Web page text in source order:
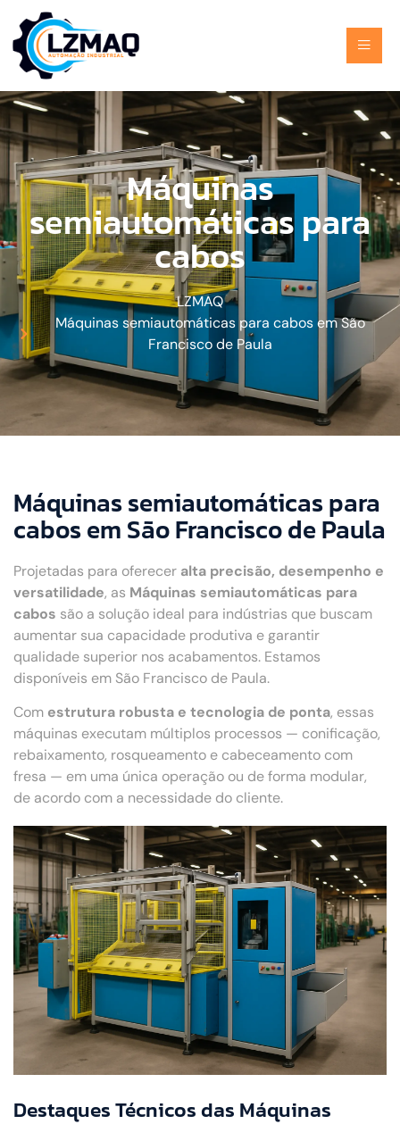
Máquinas
semiautomáticas para
cabos
LZMAQ
Máquinas semiautomáticas para cabos em São
Francisco de Paula
Máquinas semiautomáticas para
cabos em São Francisco de Paula
Projetadas para oferecer alta precisão, desempenho e
versatilidade, as Máquinas semiautomáticas para
cabos são a solução ideal para indústrias que buscam
aumentar sua capacidade produtiva e garantir
qualidade superior nos acabamentos. Estamos
disponíveis em São Francisco de Paula.
Com estrutura robusta e tecnologia de ponta, essas
máquinas executam múltiplos processos — conificação,
rebaixamento, rosqueamento e cabeceamento com
fresa — em uma única operação ou de forma modular,
de acordo com a necessidade do cliente.
Destaques Técnicos das Máquinas